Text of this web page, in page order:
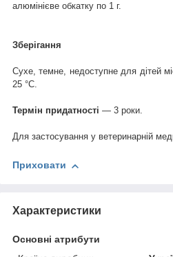
алюмінієве обкатку по 1 г.
Зберігання
Сухе, темне, недоступне для дітей
25 °C.
Термін придатності — 3 роки.
Для застосування у ветеринарній
Приховати
Характеристики
Основні атрибути